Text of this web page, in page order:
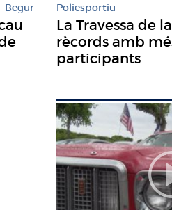
Begur Poliesportiu
La Travessa de
rècords amb
participants